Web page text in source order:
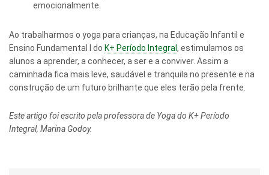
emocionalmente.
Ao trabalharmos o yoga para crianças, na Educação Infantil e
Ensino Fundamental I do K+ Período Integral , estimulamos os
alunos a aprender, a conhecer, a ser e a conviver. Assim a
caminhada fica mais leve, saudável e tranquila no presente e na
construção de um futuro brilhante que eles terão pela frente.
Este artigo foi escrito pela professora de Yoga do K+ Período
Integral, Marina Godoy.